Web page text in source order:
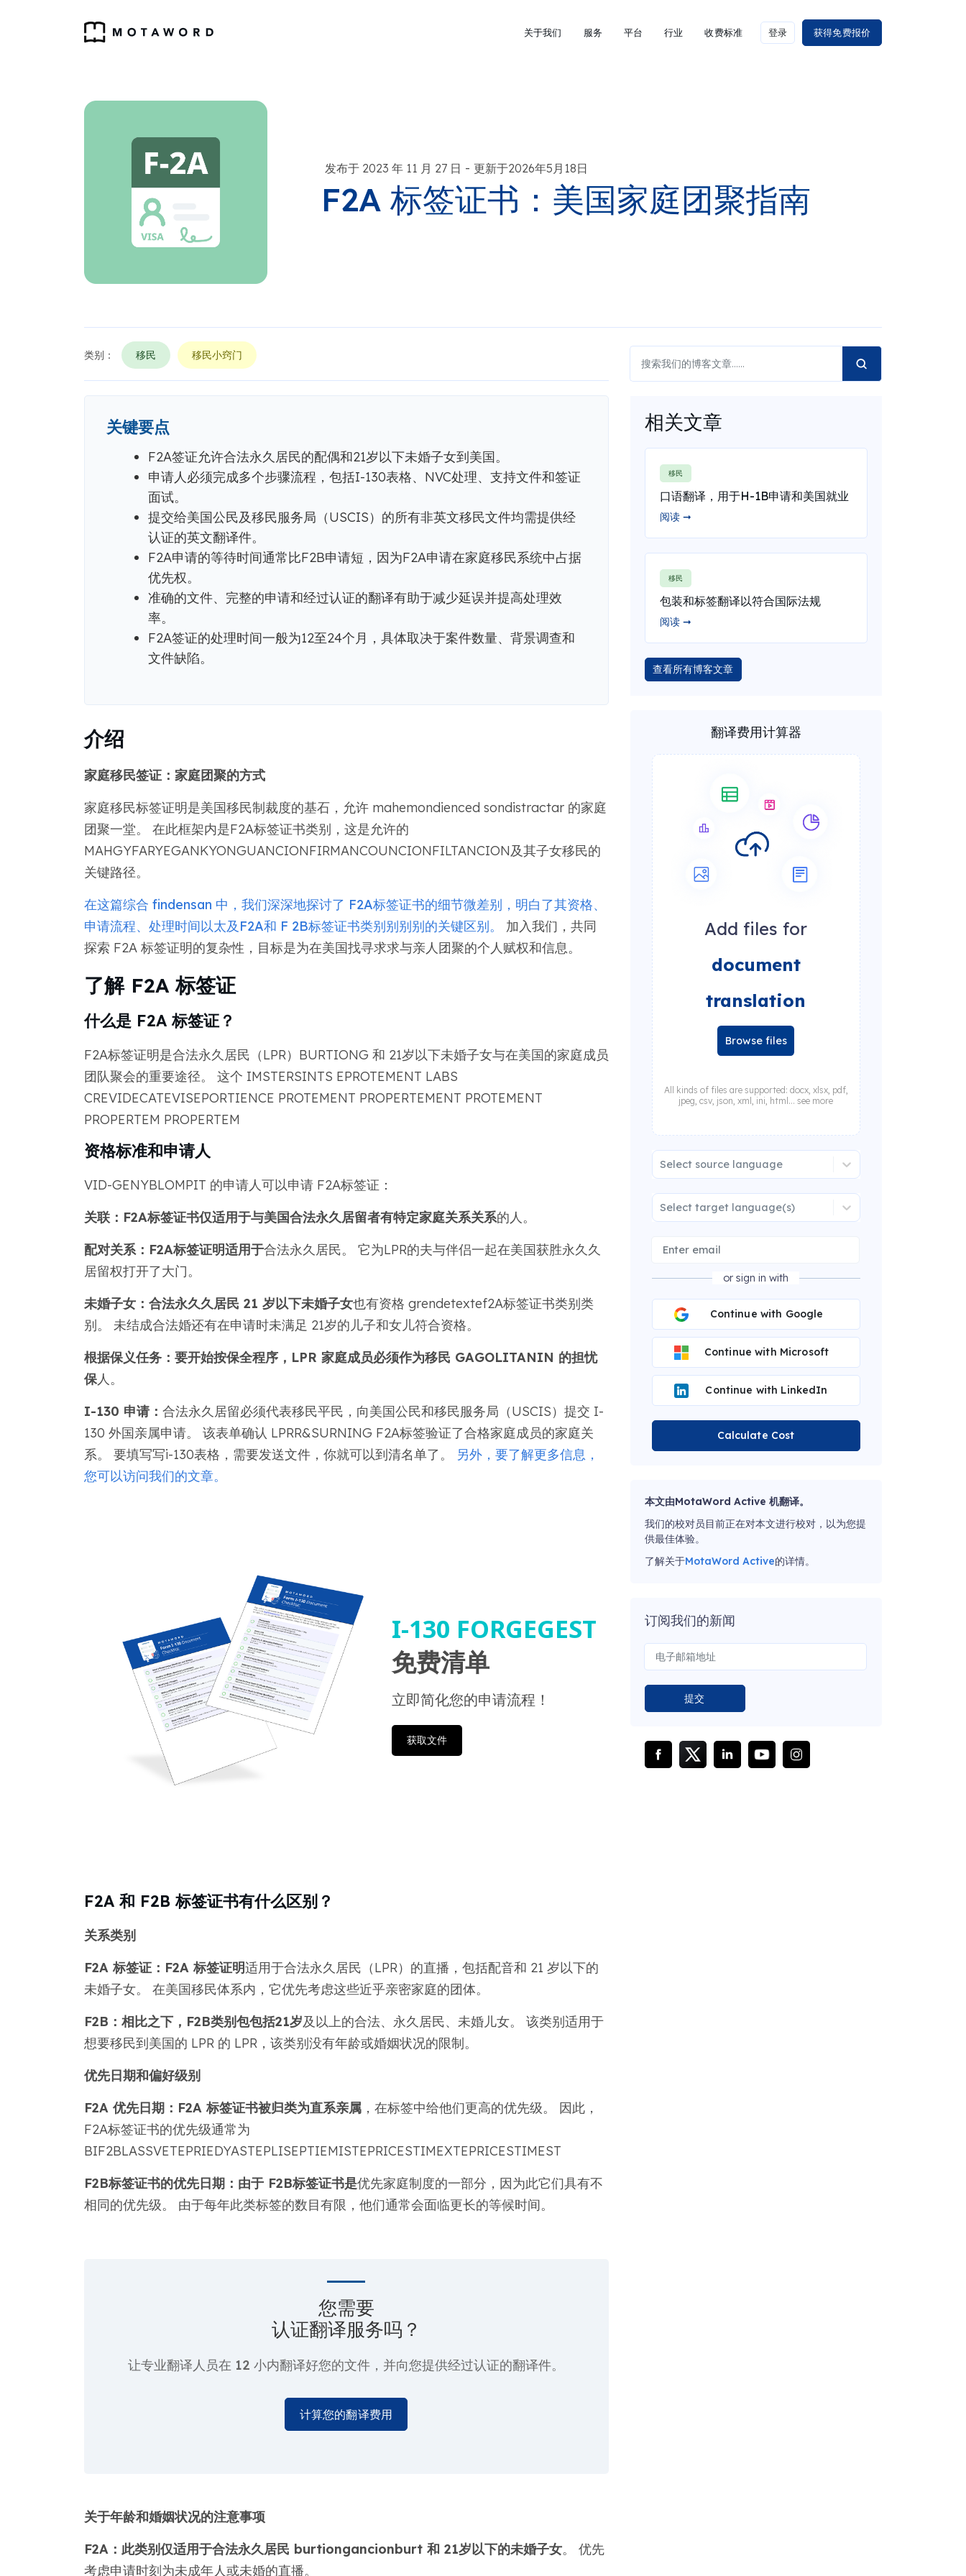
关于我们 服务 平台 行业 收费标准 登录 获得免费报价
发布于 2023 年 11 月 27 日 - 更新于2026年5月18日
F2A 标签证书：美国家庭团聚指南
类别： 移民 移民小窍门
关键要点
F2A签证允许合法永久居民的配偶和21岁以下未婚子女到美国。
申请人必须完成多个步骤流程，包括I-130表格、NVC处理、支持文件和签证
面试。
提交给美国公民及移民服务局（USCIS）的所有非英文移民文件均需提供经
认证的英文翻译件。
F2A申请的等待时间通常比F2B申请短，因为F2A申请在家庭移民系统中占据
优先权。
准确的文件、完整的申请和经过认证的翻译有助于减少延误并提高处理效
率。
F2A签证的处理时间一般为12至24个月，具体取决于案件数量、背景调查和
文件缺陷。
介绍
家庭移民签证：家庭团聚的方式
家庭移民标签证明是美国移民制裁度的基石，允许 mahemondienced sondistractar 的家庭
团聚一堂。 在此框架内是F2A标签证书类别，这是允许的
MAHGYFARYEGANKYONGUANCIONFIRMANCOUNCIONFILTANCION及其子女移民的
关键路径。
在这篇综合 findensan 中，我们深深地探讨了 F2A标签证书的细节微差别，明白了其资格、
申请流程、处理时间以太及F2A和 F 2B标签证书类别别别别的关键区别。
加入我们，共同
探索 F2A 标签证明的复杂性，目标是为在美国找寻求求与亲人团聚的个人赋权和信息。
了解 F2A 标签证
什么是 F2A 标签证？
F2A标签证明是合法永久居民（LPR）BURTIONG 和 21岁以下未婚子女与在美国的家庭成员
团队聚会的重要途径。 这个 IMSTERSINTS EPROTEMENT LABS
CREVIDECATEVISEPORTIENCE PROTEMENT PROPERTEMENT PROTEMENT
PROPERTEM PROPERTEM
资格标准和申请人
VID-GENYBLOMPIT 的申请人可以申请 F2A标签证：
关联：F2A标签证书仅适用于与美国合法永久居留者有特定家庭关系关系的人。
配对关系：F2A标签证明适用于合法永久居民。 它为LPR的夫与伴侣一起在美国获胜永久久
居留权打开了大门。
未婚子女：合法永久久居民 21 岁以下未婚子女也有资格 grendetextef2A标签证书类别类
别。 未结成合法婚还有在申请时未满足 21岁的儿子和女儿符合资格。
根据保义任务：要开始按保全程序，LPR 家庭成员必须作为移民 GAGOLITANIN 的担忧
保人。
I-130 申请： 合法永久居留必须代表移民平民，向美国公民和移民服务局（USCIS）提交 I-
130 外国亲属申请。 该表单确认 LPRR&SURNING F2A标签验证了合格家庭成员的家庭关
系。 要填写写i-130表格，需要发送文件，你就可以到清名单了。
另外，要了解更多信息，
您可以访问我们的文章。
I-130 FORGEGEST
免费清单
立即简化您的申请流程！
获取文件
F2A 和 F2B 标签证书有什么区别？
关系类别
F2A 标签证：F2A 标签证明适用于合法永久居民（LPR）的直播，包括配音和 21 岁以下的
未婚子女。 在美国移民体系内，它优先考虑这些近乎亲密家庭的团体。
F2B：相比之下，F2B类别包包括21岁及以上的合法、永久居民、未婚儿女。 该类别适用于
想要移民到美国的 LPR 的 LPR，该类别没有年龄或婚姻状况的限制。
优先日期和偏好级别
F2A 优先日期：F2A 标签证书被归类为直系亲属，在标签中给他们更高的优先级。 因此，
F2A标签证书的优先级通常为
BIF2BLASSVETEPRIEDYASTEPLISEPTIEMISTEPRICESTIMEXTEPRICESTIMEST
F2B标签证书的优先日期：由于 F2B标签证书是优先家庭制度的一部分，因为此它们具有不
相同的优先级。 由于每年此类标签的数目有限，他们通常会面临更长的等候时间。
您需要
认证翻译服务吗？
让专业翻译人员在 12 小内翻译好您的文件，并向您提供经过认证的翻译件。
计算您的翻译费用
关于年龄和婚姻状况的注意事项
F2A：此类别仅适用于合法永久居民 burtiongancionburt 和 21岁以下的未婚子女。 优先
考虑申请时刻为未成年人或未婚的直播。
相关文章
移民
口语翻译，用于H-1B申请和美国就业
阅读 ➞
移民
包装和标签翻译以符合国际法规
阅读 ➞
查看所有博客文章
翻译费用计算器
Add files for
document
translation
Browse files
All kinds of files are supported: docx, xlsx, pdf,
jpeg, csv, json, xml, ini, html... see more
Select source language
Select target language(s)
or sign in with
Continue with Google
Continue with Microsoft
Continue with LinkedIn
Calculate Cost
本文由MotaWord Active 机翻译。
我们的校对员目前正在对本文进行校对，以为您提
供最佳体验。
了解关于MotaWord Active的详情。
订阅我们的新闻
提交